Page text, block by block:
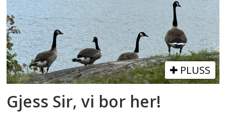
PLUSS
Gjess Sir, vi bor her!